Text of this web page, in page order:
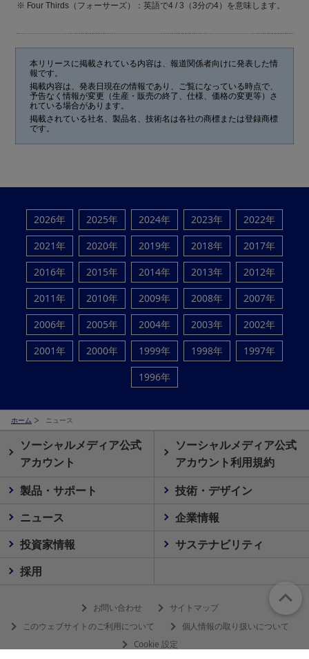
※ Four Thirds（フォーサーズ）：英語で4 / 3（3分の4）を意味します。
本リリースに掲載されている内容は、報道関係者向けに発表した情
報です。
掲載内容は、発表日現在の情報であり、ご覧になっている時点で、
予告なく情報が変更（生産・販売の終了、仕様、価格の変更等）さ
れている場合があります。
掲載されている社名、製品名、技術名は各社の商標または登録商標
です。
2026年 2025年 2024年 2023年
2022年
2021年
2020年 2019年 2018年
2017年
2016年
2015年 2014年 2013年
2012年
2011年
2010年 2009年 2008年
2007年
2006年
2005年 2004年 2003年
2002年
2001年
2000年 1999年 1998年
1997年
1996年
ホーム ニュース
ソーシャルメディア公式
アカウント
ソーシャルメディア公式
アカウント利用規約
製品・サポート
技術・デザイン
ニュース
企業情報
投資家情報
サステナビリティ
採用
お問い合わせ
サイトマップ
このウェブサイトのご利用について
個人情報の取り扱いについて
Cookie 設定